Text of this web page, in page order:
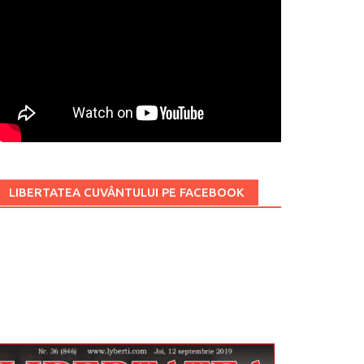
LIBERTATEA CUVÂNTULUI PE FACEBOOK